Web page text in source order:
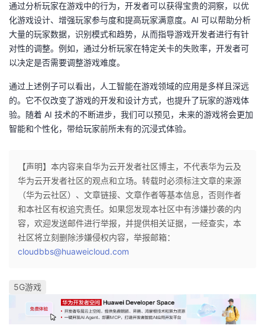
通过分析玩家在游戏中的行为，开发者可以获得宝贵的洞察，以优
化游戏设计、增强玩家参与度和提高玩家满意度。AI 可以帮助分析
大量的玩家数据，识别模式和趋势，从而指导游戏开发者进行有针
对性的调整。例如，通过分析玩家在特定关卡的失败率，开发者可
以决定是否需要调整游戏难度。
通过上述例子可以看出，人工智能在游戏领域的应用是多样且深远
的。它不仅改变了游戏的开发和设计方式，也提升了玩家的游戏体
验。随着 AI 技术的不断进步，我们可以预见，未来的游戏将会更加
智能和个性化，带给玩家前所未有的沉浸式体验。
【声明】本内容来自华为云开发者社区博主，不代表华为云及
华为云开发者社区的观点和立场。转载时必须标注文章的来源
（华为云社区）、文章链接、文章作者等基本信息，否则作者
和本社区有权追究责任。如果您发现本社区中有涉嫌抄袭的内
容，欢迎发送邮件进行举报，并提供相关证据，一经查实，本
社区将立刻删除涉嫌侵权内容，举报邮箱：
cloudbbs@huaweicloud.com
5G游戏